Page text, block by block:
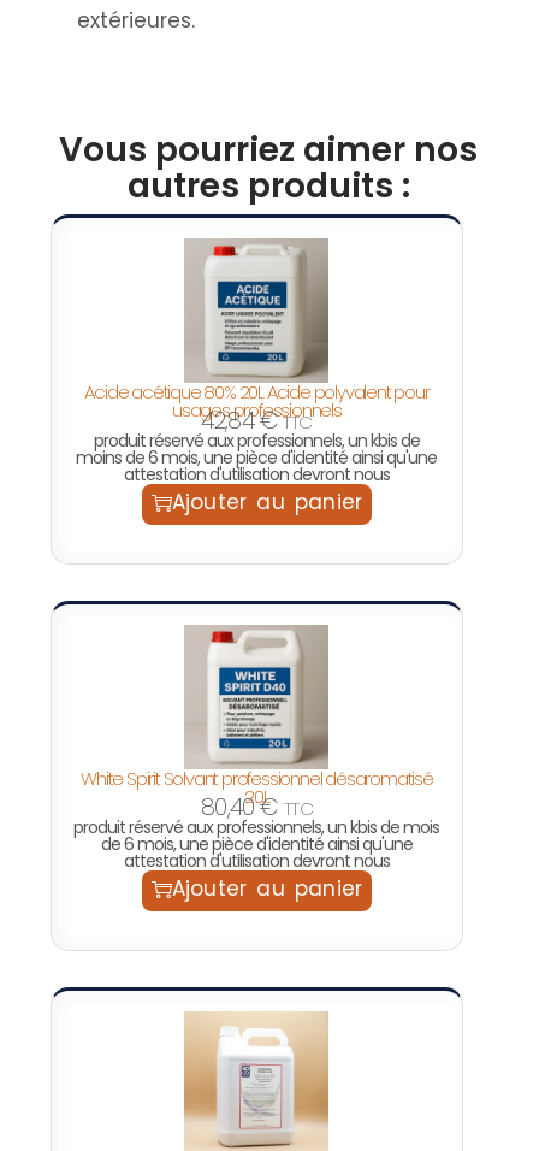
extérieures.
Vous pourriez aimer nos
autres produits :
Acide acétique 80% 20L Acide polyvalent pour
usages professionnels
42,84€ TTC
produit réservé aux professionnels, un kbis de
moins de 6 mois, une pièce d'identité ainsi qu'une
attestation d'utilisation devront nous
Ajouter au panier
White Spirit Solvant professionnel désaromatisé
20L
80,40€ TTC
produit réservé aux professionnels, un kbis de mois
de 6 mois, une pièce d'identité ainsi qu'une
attestation d'utilisation devront nous
Ajouter au panier